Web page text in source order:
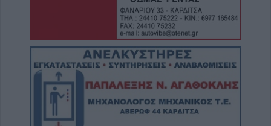
λόγω βλάβης στο κέντρο της Καρδίτσας
Τρίκαλα: Στα 1.352 μέτρα, δημιουργήθηκε
ένας μοναδικός χώρος αναψυχής στο
υψηλότερο χωριό της Θεσσαλίας, το Στεφάνι
8 Αυγούστου 2026, 10:34
Κων. Λαμπρόπουλος: Με άδεια κατάληψης
κοινόχρηστων χώρων η συντριπτική